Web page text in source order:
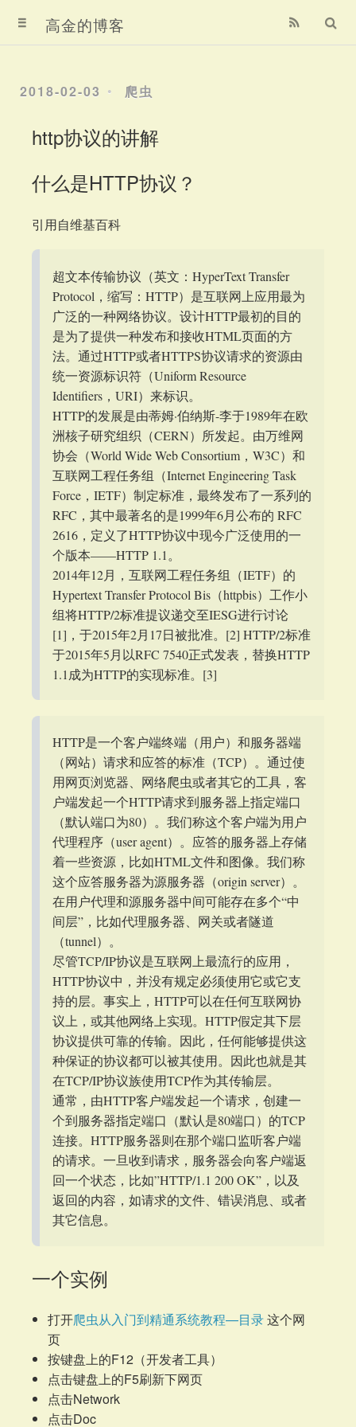
高金的博客
2018-02-03 爬虫
http协议的讲解
什么是HTTP协议？
引用自维基百科
超文本传输协议（英文：HyperText Transfer
Protocol，缩写：HTTP）是互联网上应用最为
广泛的一种网络协议。设计HTTP最初的目的
是为了提供一种发布和接收HTML页面的方
法。通过HTTP或者HTTPS协议请求的资源由
统一资源标识符（Uniform Resource
Identifiers，URI）来标识。
HTTP的发展是由蒂姆·伯纳斯-李于1989年在欧
洲核子研究组织（CERN）所发起。由万维网
协会（World Wide Web Consortium，W3C）和
互联网工程任务组（Internet Engineering Task
Force，IETF）制定标准，最终发布了一系列的
RFC，其中最著名的是1999年6月公布的 RFC
2616，定义了HTTP协议中现今广泛使用的一
个版本——HTTP 1.1。
2014年12月，互联网工程任务组（IETF）的
Hypertext Transfer Protocol Bis（httpbis）工作小
组将HTTP/2标准提议递交至IESG进行讨论
[1]，于2015年2月17日被批准。[2] HTTP/2标准
于2015年5月以RFC 7540正式发表，替换HTTP
1.1成为HTTP的实现标准。[3]
HTTP是一个客户端终端（用户）和服务器端
（网站）请求和应答的标准（TCP）。通过使
用网页浏览器、网络爬虫或者其它的工具，客
户端发起一个HTTP请求到服务器上指定端口
（默认端口为80）。我们称这个客户端为用户
代理程序（user agent）。应答的服务器上存储
着一些资源，比如HTML文件和图像。我们称
这个应答服务器为源服务器（origin server）。
在用户代理和源服务器中间可能存在多个“中
间层”，比如代理服务器、网关或者隧道
（tunnel）。
尽管TCP/IP协议是互联网上最流行的应用，
HTTP协议中，并没有规定必须使用它或它支
持的层。事实上，HTTP可以在任何互联网协
议上，或其他网络上实现。HTTP假定其下层
协议提供可靠的传输。因此，任何能够提供这
种保证的协议都可以被其使用。因此也就是其
在TCP/IP协议族使用TCP作为其传输层。
通常，由HTTP客户端发起一个请求，创建一
个到服务器指定端口（默认是80端口）的TCP
连接。HTTP服务器则在那个端口监听客户端
的请求。一旦收到请求，服务器会向客户端返
回一个状态，比如”HTTP/1.1 200 OK”，以及
返回的内容，如请求的文件、错误消息、或者
其它信息。
一个实例
打开爬虫从入门到精通系统教程—目录这个网
页
按键盘上的F12（开发者工具）
点击键盘上的F5刷新下网页
点击Network
点击Doc
首页
关于我
赞赏我